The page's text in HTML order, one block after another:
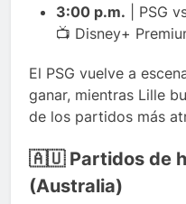
3:00 p.m. | PSG
📺 Disney+
El PSG vuelve a
ganar, mientras Lille
de los partidos más
🇦🇺 Partidos de
(Australia)